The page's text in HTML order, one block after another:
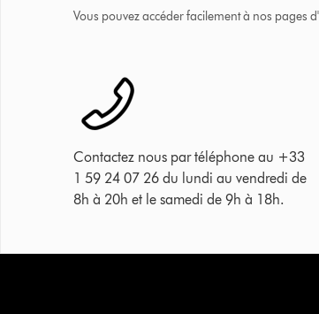
Vous pouvez accéder facilement à nos pages
Contactez nous par téléphone au +33
1 59 24 07 26 du lundi au vendredi de
8h à 20h et le samedi de 9h à 18h.